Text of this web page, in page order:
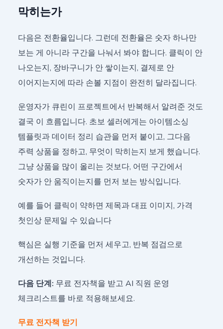
막히는가
다음은 전환율입니다. 그런데 전환율은 숫자 하나만
보는 게 아니라 구간을 나눠서 봐야 합니다. 클릭이 안
나오는지, 장바구니가 안 쌓이는지, 결제로 안
이어지는지에 따라 손볼 지점이 완전히 달라집니다.
운영자가 큐린이 프로젝트에서 반복해서 알려준 것도
결국 이 흐름입니다. 초보 셀러에게는 아이템소싱
템플릿과 데이터 정리 습관을 먼저 붙이고, 그다음
주력 상품을 정하고, 무엇이 막히는지 보게 했습니다.
그냥 상품을 많이 올리는 것보다, 어떤 구간에서
숫자가 안 움직이는지를 먼저 보는 방식입니다.
예를 들어 클릭이 약하면 제목과 대표 이미지, 가격
첫인상 문제일 수 있습니다
핵심은 실행 기준을 먼저 세우고, 반복 점검으로
개선하는 것입니다.
다음 단계: 무료 전자책을 받고 AI 직원 운영
체크리스트를 바로 적용해보세요.
무료 전자책 받기